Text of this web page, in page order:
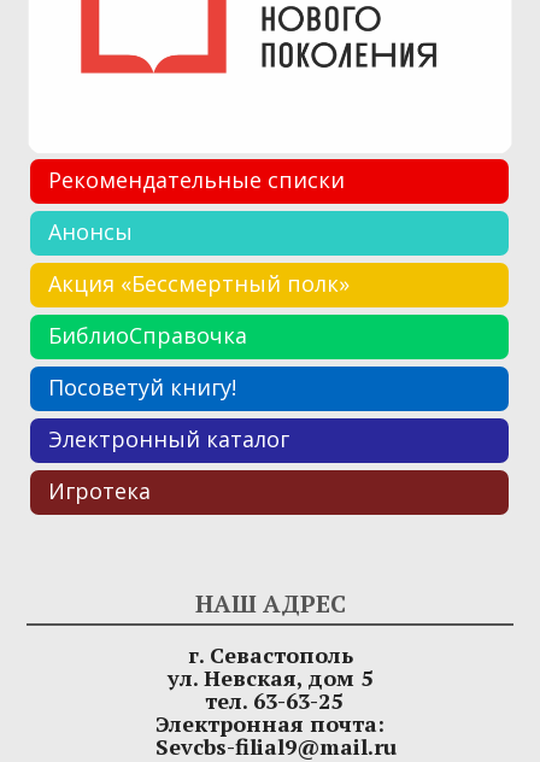
Рекомендательные списки
Анонсы
Акция «Бессмертный полк»
БиблиоСправочка
Посоветуй книгу!
Электронный каталог
Игротека
НАШ АДРЕС
г. Севастополь
ул. Невская, дом 5
тел. 63-63-25
Электронная почта:
Sevcbs-filial9@mail.ru